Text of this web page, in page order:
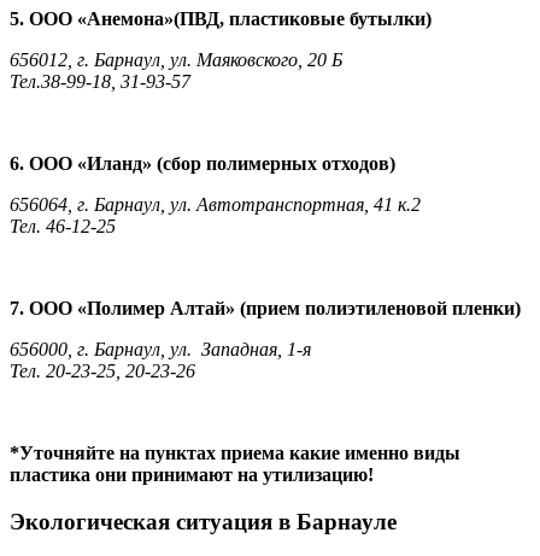
5. ООО «Анемона»(ПВД, пластиковые бутылки)
656012, г. Барнаул, ул. Маяковского, 20 Б
Тел.38-99-18, 31-93-57
6. ООО «Иланд» (сбор полимерных отходов)
656064, г. Барнаул, ул. Автотранспортная, 41 к.2
Тел. 46-12-25
7. ООО «Полимер Алтай» (прием полиэтиленовой пленки)
656000, г. Барнаул, ул. Западная, 1-я
Тел. 20-23-25, 20-23-26
*Уточняйте на пунктах приема какие именно виды
пластика они принимают на утилизацию!
Экологическая ситуация в Барнауле